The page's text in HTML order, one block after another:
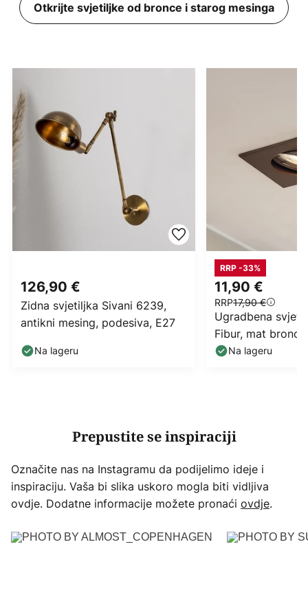
Otkrijte svjetiljke od bronce i starog mesinga
126,90 €
Zidna svjetiljka Sivani 6239,
antikni mesing, podesiva, E27
Na lageru
11,90 €
RRP17,90 €
RRP -33%
Ugradbena
Fibur, mat
Na lageru
Prepustite se inspiraciji
Označite nas na Instagramu da podijelimo ideje i
inspiraciju. Vaša bi slika uskoro mogla biti vidljiva
ovdje. Dodatne informacije možete pronaći ovdje.